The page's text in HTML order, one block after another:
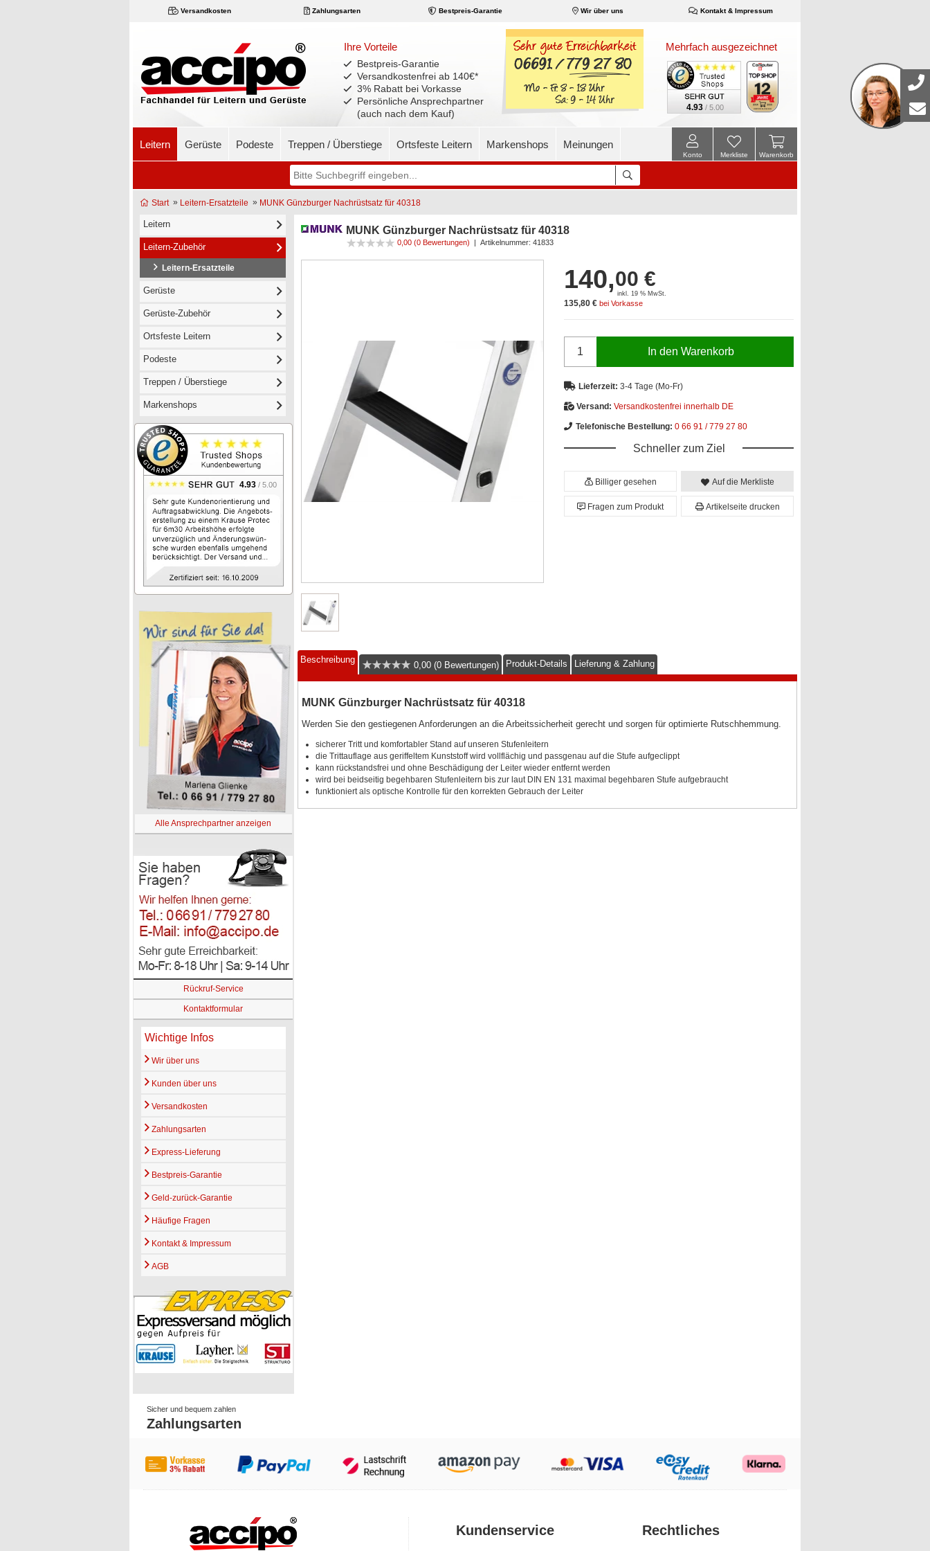
Versandkosten Zahlungsarten Bestpreis-Garantie Wir über uns Kontakt & Impressum
Ihre Vorteile
Bestpreis-Garantie
Versandkostenfrei ab 140€*
3% Rabatt bei Vorkasse
Persönliche Ansprechpartner
(auch nach dem Kauf)
Mehrfach ausgezeichnet
4.93 / 5.00
Leitern Gerüste Podeste Treppen / Überstiege Ortsfeste Leitern Markenshops Meinungen
Warenkorb
Merkliste
Konto
Start» Leitern-Ersatzteile » MUNK Günzburger Nachrüstsatz für 40318
Leitern
Leitern-Zubehör
Leitern-Ersatzteile
Gerüste
Gerüste-Zubehör
Ortsfeste Leitern
Podeste
Treppen / Überstiege
Markenshops
4.93 / 5.00
Alle Ansprechpartner anzeigen
Rückruf-Service
Kontaktformular
Wichtige Infos
Wir über uns
Kunden über uns
Versandkosten
Zahlungsarten
Express-Lieferung
Bestpreis-Garantie
Geld-zurück-Garantie
Häufige Fragen
Kontakt & Impressum
AGB
MUNK Günzburger Nachrüstsatz für 40318
0,00 (0 Bewertungen) | Artikelnummer: 41833
140,00 €
inkl. 19 % MwSt.
135,80 € bei Vorkasse
In den Warenkorb
Lieferzeit: 3-4 Tage (Mo-Fr)
Versand: Versandkostenfrei innerhalb DE
Telefonische Bestellung: 0 66 91 / 779 27 80
Schneller zum Ziel
Billiger gesehen Auf die Merkliste
Fragen zum Produkt Artikelseite drucken
Beschreibung
0,00 (0 Bewertungen) Produkt-Details Lieferung & Zahlung
MUNK Günzburger Nachrüstsatz für 40318
Werden Sie den gestiegenen Anforderungen an die Arbeitssicherheit gerecht und sorgen für optimierte Rutschhemmung.
sicherer Tritt und komfortabler Stand auf unseren Stufenleitern
die Trittauflage aus geriffeltem Kunststoff wird vollflächig und passgenau auf die Stufe aufgeclippt
kann rückstandsfrei und ohne Beschädigung der Leiter wieder entfernt werden
wird bei beidseitig begehbaren Stufenleitern bis zur laut DIN EN 131 maximal begehbaren Stufe aufgebraucht
funktioniert als optische Kontrolle für den korrekten Gebrauch der Leiter
Sicher und bequem zahlen
Zahlungsarten
Kundenservice Rechtliches